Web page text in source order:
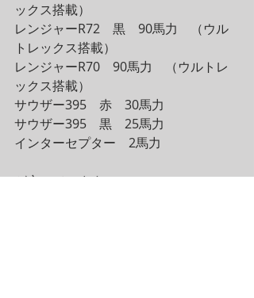
ックス搭載）
レンジャーR72　黒　90馬力　（ウル
トレックス搭載）
レンジャーR70　90馬力　（ウルトレ
ックス搭載）
サウザー395　赤　30馬力
サウザー395　黒　25馬力
インターセプター　2馬力
が空いています。